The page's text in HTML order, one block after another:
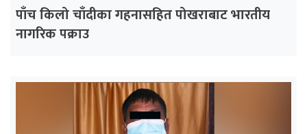
पाँच किलो चाँदीका गहनासहित पोखराबाट भारतीय
नागरिक पक्राउ